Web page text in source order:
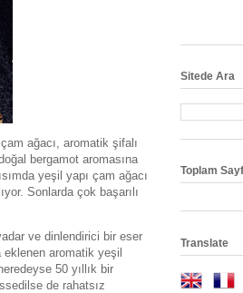
ağacı, aromatik şifalı
bergamot aromasına
yeşil yapı çam ağacı
Sonlarda çok başarılı
ve dinlendirici bir eser
eklenen aromatik yeşil
50 yıllık bir
de rahatsız
Sitede Ara
Toplam
Translate